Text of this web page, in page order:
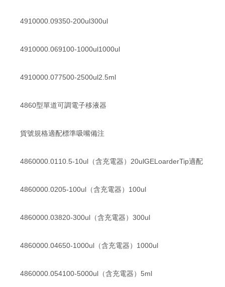
4910000.09350-200ul300ul
4910000.069100-1000ul1000ul
4910000.077500-2500ul2.5ml
4860型單道可調電子移液器
貨號規格適配標準吸嘴備注
4860000.0110.5-10ul（含充電器）20ulGELoarderTip適配
4860000.0205-100ul（含充電器）100ul
4860000.03820-300ul（含充電器）300ul
4860000.04650-1000ul（含充電器）1000ul
4860000.054100-5000ul（含充電器）5ml